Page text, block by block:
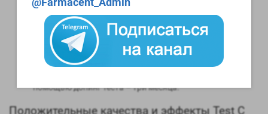
мужским гормоном;
Способность конвертироваться в женские гормоны
(ароматизация) – высокая;
Степень нагрузки на печень – отсутствует;
Форма выпуска – инъекционная;
Длительность воздействия на организм – 15-16 дней;
помощью допинг теста – три месяца.
Положительные качества и эффекты Test C